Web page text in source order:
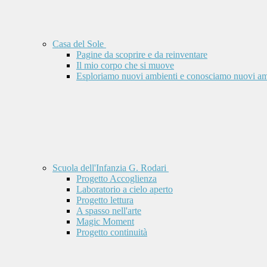
Casa del Sole
Pagine da scoprire e da reinventare
Il mio corpo che si muove
Esploriamo nuovi ambienti e conosciamo nuovi
Scuola dell'Infanzia G. Rodari
Progetto Accoglienza
Laboratorio a cielo aperto
Progetto lettura
A spasso nell'arte
Magic Moment
Progetto continuità